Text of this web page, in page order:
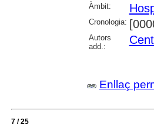
Àmbit:
Cronologia:
Autors
add.:
Enllaç
7 / 25